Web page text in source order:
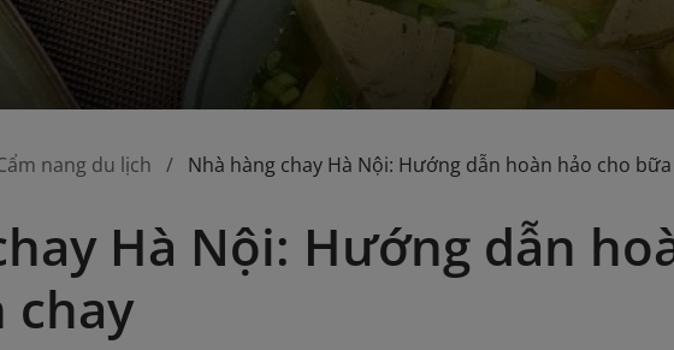
nang du lịch Nhà hàng chay Hà Nội: Hướng dẫn hoàn hảo cho
Hà Nội: Hướng dẫn
chay